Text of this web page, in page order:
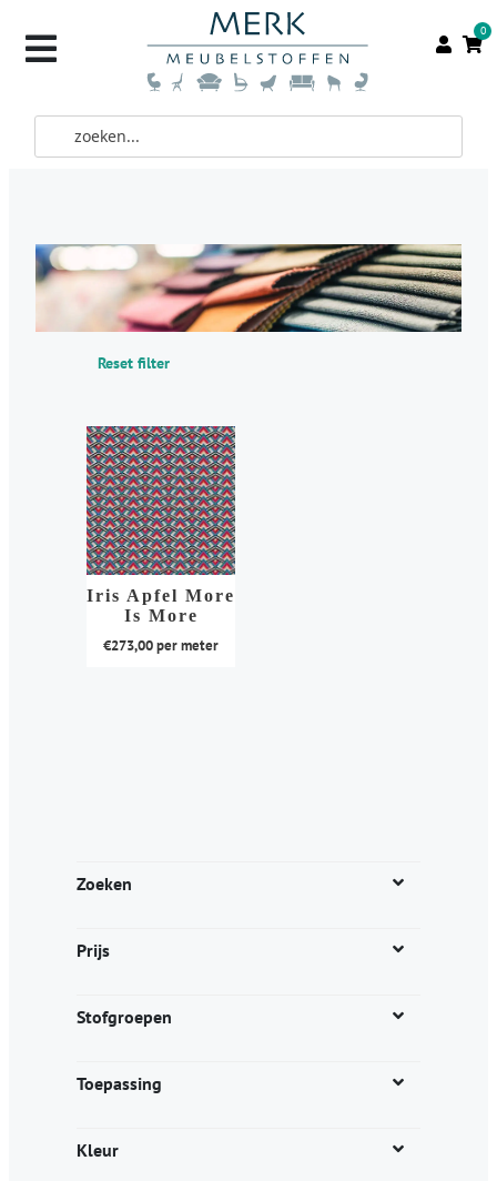
0
Zoeken
Prijs
Stofgroepen
Toepassing
Kleur
Reset filter
Iris Apfel More
Is More
€273,00per meter
kan
op
productpagina